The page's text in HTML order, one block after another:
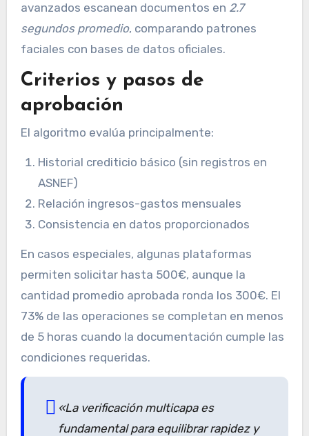
avanzados escanean documentos en 2.7
segundos promedio, comparando patrones
faciales con bases de datos oficiales.
Criterios y pasos de
aprobación
El algoritmo evalúa principalmente:
Historial crediticio básico (sin registros en
ASNEF)
Relación ingresos-gastos mensuales
Consistencia en datos proporcionados
En casos especiales, algunas plataformas
permiten solicitar hasta 500€, aunque la
cantidad promedio aprobada ronda los 300€. El
73% de las operaciones se completan en menos
de 5 horas cuando la documentación cumple las
condiciones requeridas.
«La verificación multicapa es
fundamental para equilibrar rapidez y